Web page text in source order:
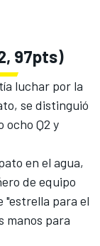
97pts)
luchar por la
se distinguió
ocho Q2 y
en el agua,
de equipo
"estrella para el
manos para